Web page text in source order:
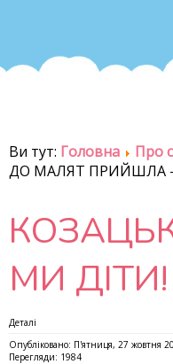
Ви тут: Головна Про
ДО МАЛЯТ ПРИЙШЛА
МИ ДІТИ!
Деталі
Опубліковано: П'ятниця, 27 жовтня
Перегляди: 1984